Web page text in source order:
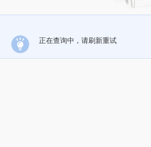
正在查询中，请刷新重试